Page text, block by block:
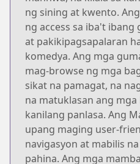
ng sining at kwento.
ng access sa iba't ibang
at pakikipagsapalaran
komedya. Ang mga
mag-browse ng mga
sikat na pamagat, na
na matuklasan ang
kanilang panlasa. Ang
upang maging user-
navigasyon at mabilis
pahina. Ang mga